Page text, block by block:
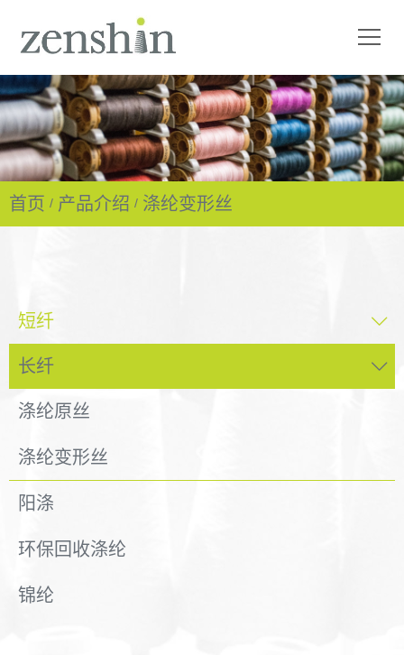
首页 产品介绍 涤纶变形丝
短纤
长纤
涤纶原丝
涤纶变形丝
阳涤
环保回收涤纶
锦纶